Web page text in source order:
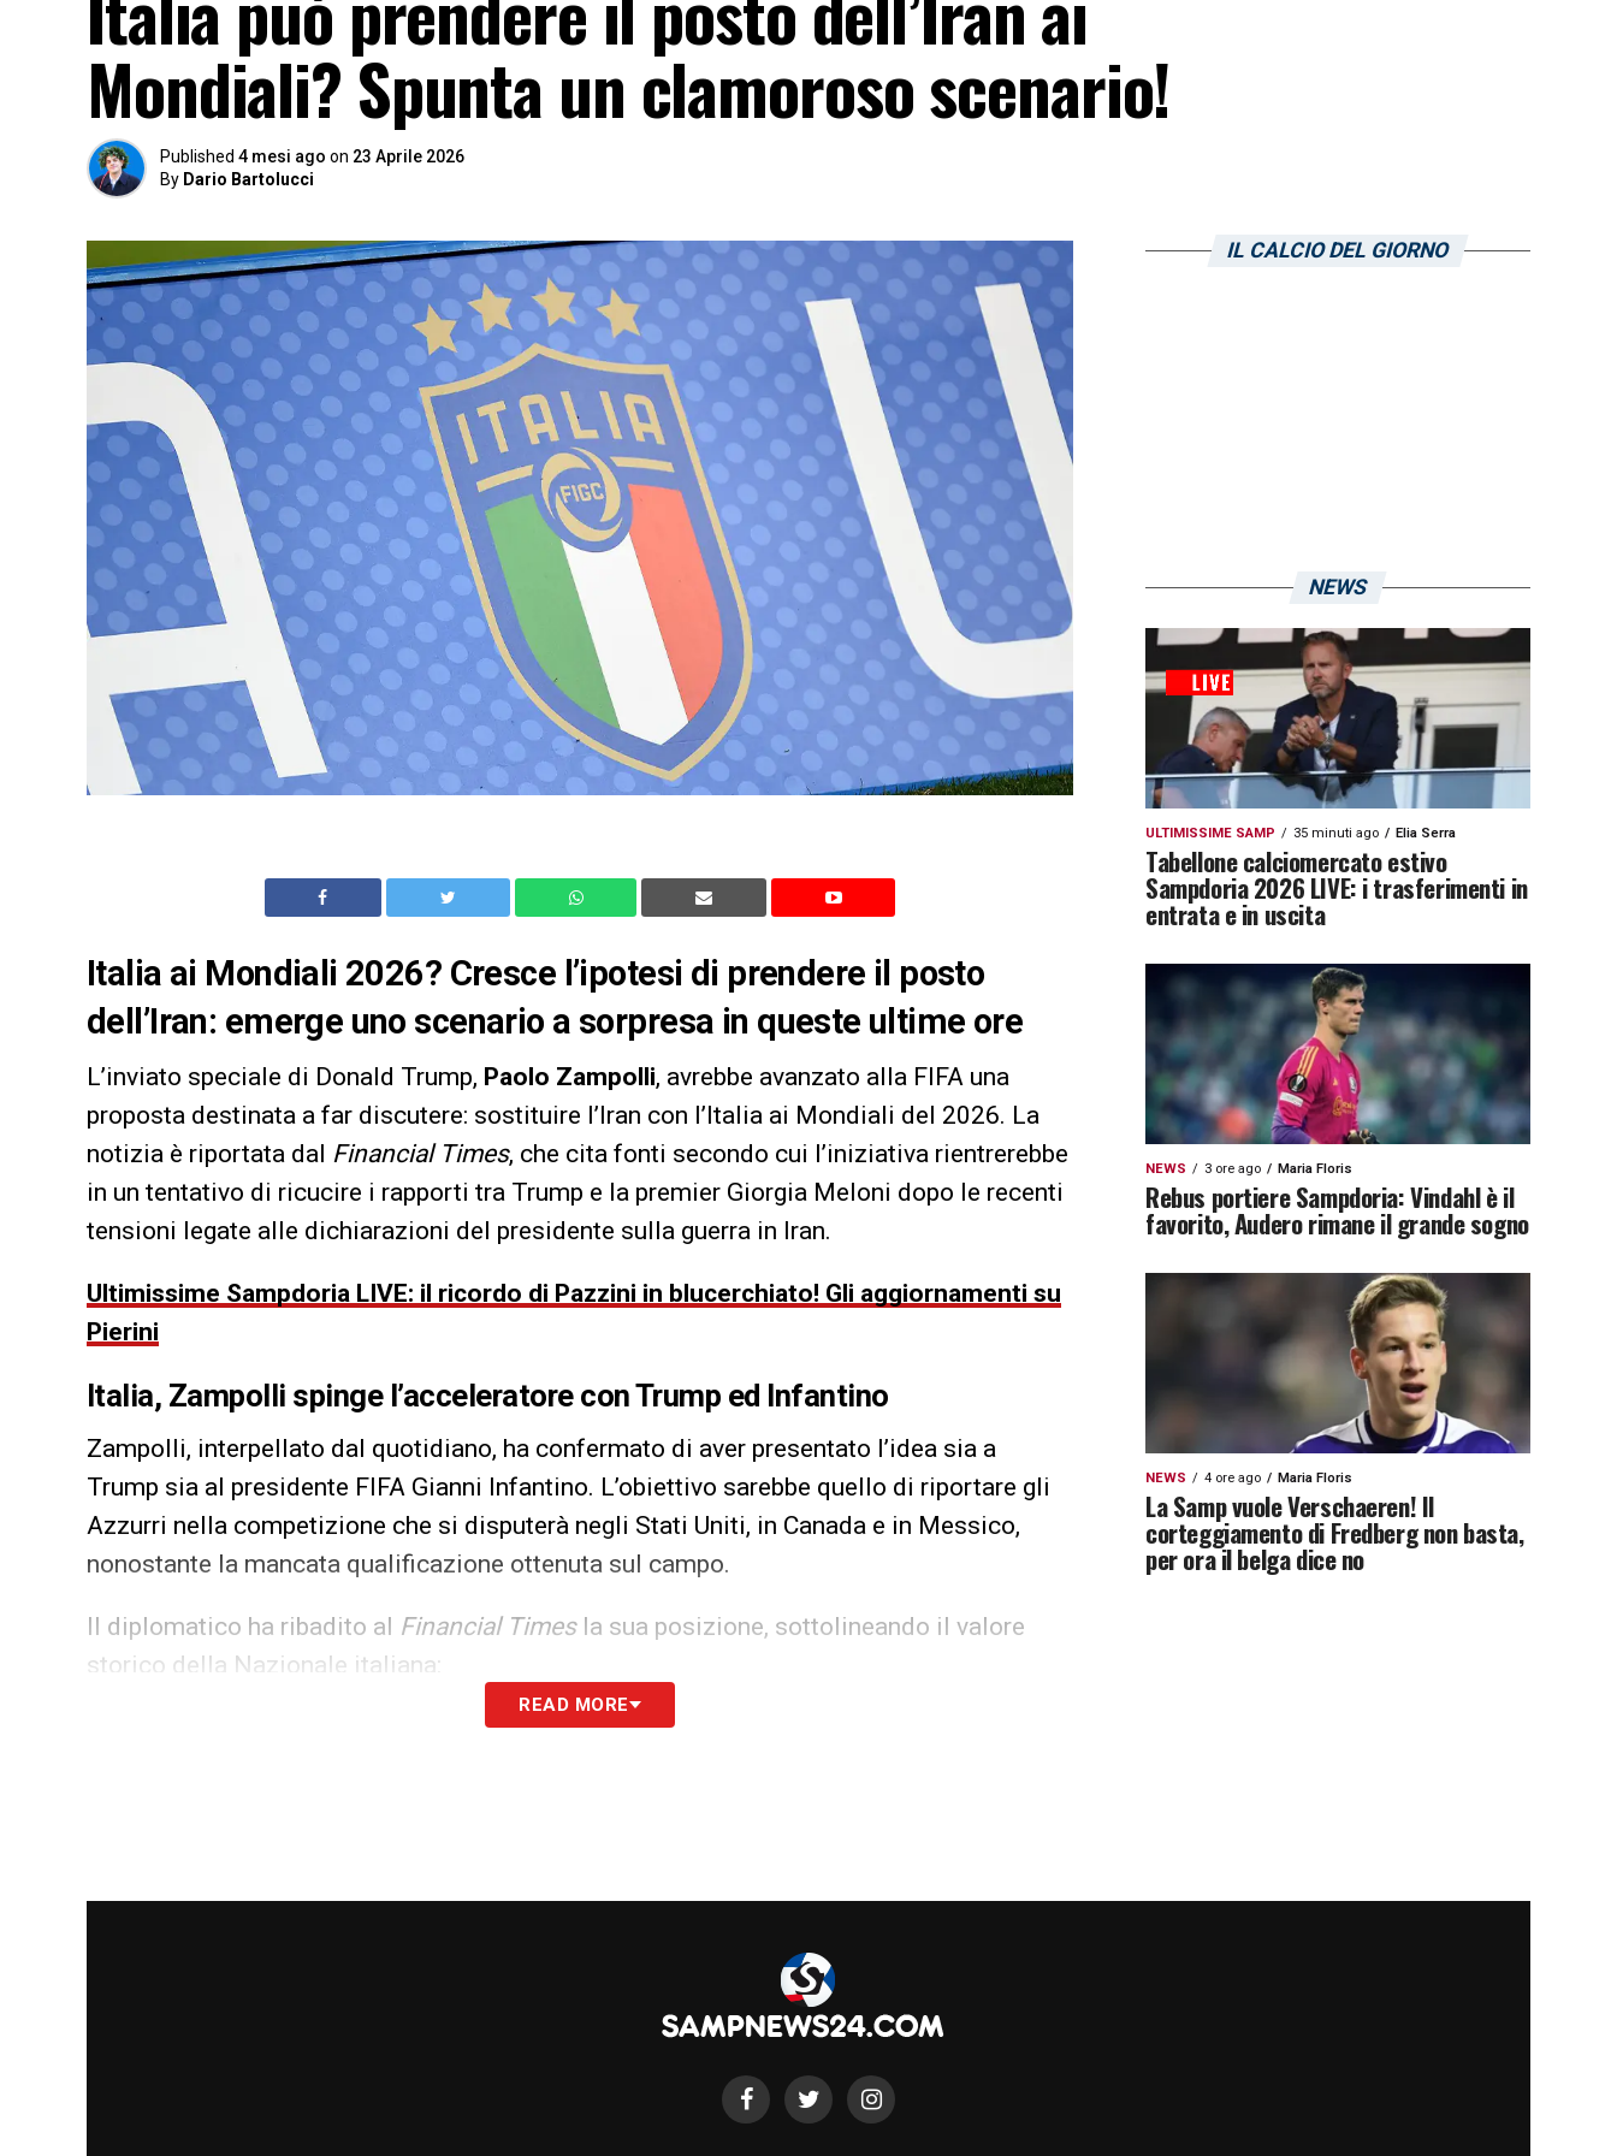
Mondiali? Spunta un clamoroso scenario!
Published 4 mesi ago on 23 Aprile 2026
By Dario Bartolucci
Italia ai Mondiali 2026? Cresce l’ipotesi di prendere il posto
dell’Iran: emerge uno scenario a sorpresa in queste ultime ore
L’inviato speciale di Donald Trump, Paolo Zampolli, avrebbe avanzato alla FIFA una
proposta destinata a far discutere: sostituire l’Iran con l’Italia ai Mondiali del 2026. La
notizia è riportata dal Financial Times, che cita fonti secondo cui l’iniziativa rientrerebbe
in un tentativo di ricucire i rapporti tra Trump e la premier Giorgia Meloni dopo le recenti
tensioni legate alle dichiarazioni del presidente sulla guerra in Iran.
Ultimissime Sampdoria LIVE: il ricordo di Pazzini in blucerchiato! Gli aggiornamenti su
Pierini
Italia, Zampolli spinge l’acceleratore con Trump ed Infantino
Zampolli, interpellato dal quotidiano, ha confermato di aver presentato l’idea sia a
Trump sia al presidente FIFA Gianni Infantino. L’obiettivo sarebbe quello di riportare gli
Azzurri nella competizione che si disputerà negli Stati Uniti, in Canada e in Messico,
nonostante la mancata qualificazione ottenuta sul campo.
Il diplomatico ha ribadito al Financial Timesla sua posizione, sottolineando il valore
storico della Nazionale italiana:
«Confermo di aver suggerito a Trump e Infantino di sostituire l’Iran con l’Italia ai
internazionale.
READ MORE
IL CALCIO DEL GIORNO
NEWS
ULTIMISSIME SAMP 35 minuti ago Elia Serra
Tabellone calciomercato estivo
Sampdoria 2026 LIVE: i trasferimenti in
entrata e in uscita
NEWS 3 ore ago Maria Floris
Rebus portiere Sampdoria: Vindahl è il
favorito, Audero rimane il grande sogno
NEWS 4 ore ago Maria Floris
La Samp vuole Verschaeren! Il
corteggiamento di Fredberg non basta,
per ora il belga dice no